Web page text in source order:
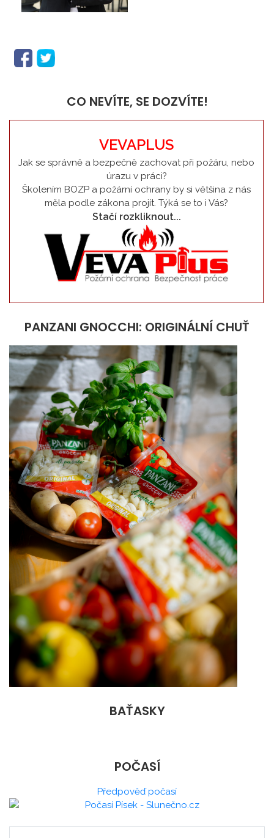
CO NEVÍTE, SE DOZVÍTE!
VEVAPLUS
Jak se správně a bezpečně zachovat při požáru, nebo
úrazu v práci?
Školením BOZP a požární ochrany by si většina z nás
měla podle zákona projít. Týká se to i Vás?
Stačí rozkliknout...
PANZANI GNOCCHI: ORIGINÁLNÍ CHUŤ
BAŤASKY
POČASÍ
Předpověď počasí